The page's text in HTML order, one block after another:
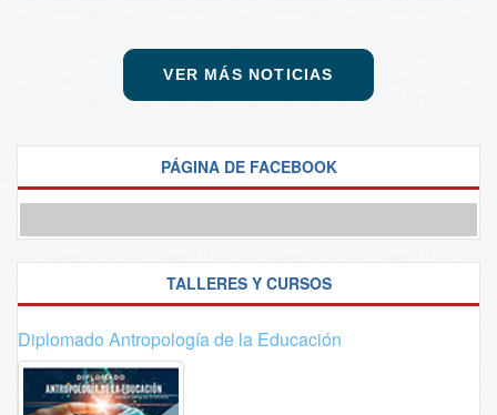
VER MÁS NOTICIAS
PÁGINA DE FACEBOOK
TALLERES Y CURSOS
Diplomado Antropología de la Educación